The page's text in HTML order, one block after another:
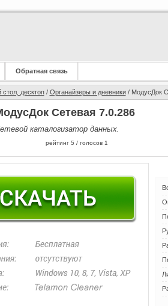
Обратная связь
стол, десктоп/ Органайзеры и дневники/ МодусДок
Сетевая 7.0.286
каталогизатор данных.
рейтинг 5 / голосов 1